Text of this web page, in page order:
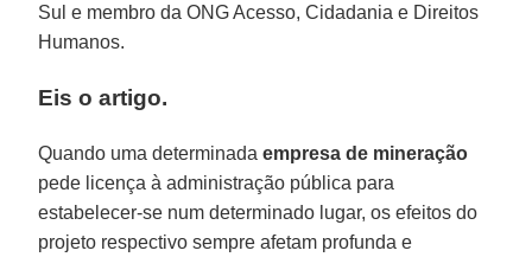
Sul e membro da ONG Acesso, Cidadania e Direitos
Humanos.
Eis o artigo.
Quando uma determinadaempresa de mineração
pede licença à administração pública para
estabelecer-se num determinado lugar, os efeitos do
projeto respectivo sempre afetam profunda e